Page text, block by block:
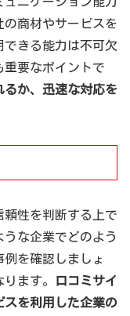
の商材やサービスを
きる能力は不可欠
重要なポイントで
るか、迅速な対応を
性を判断する上で
な企業でどのよう
を確認しましょ
ます。
口コミサイ
スを利用した企業の